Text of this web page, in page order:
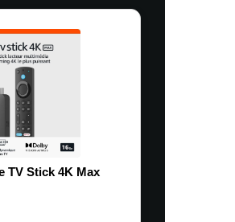
TV Stick 4K Max